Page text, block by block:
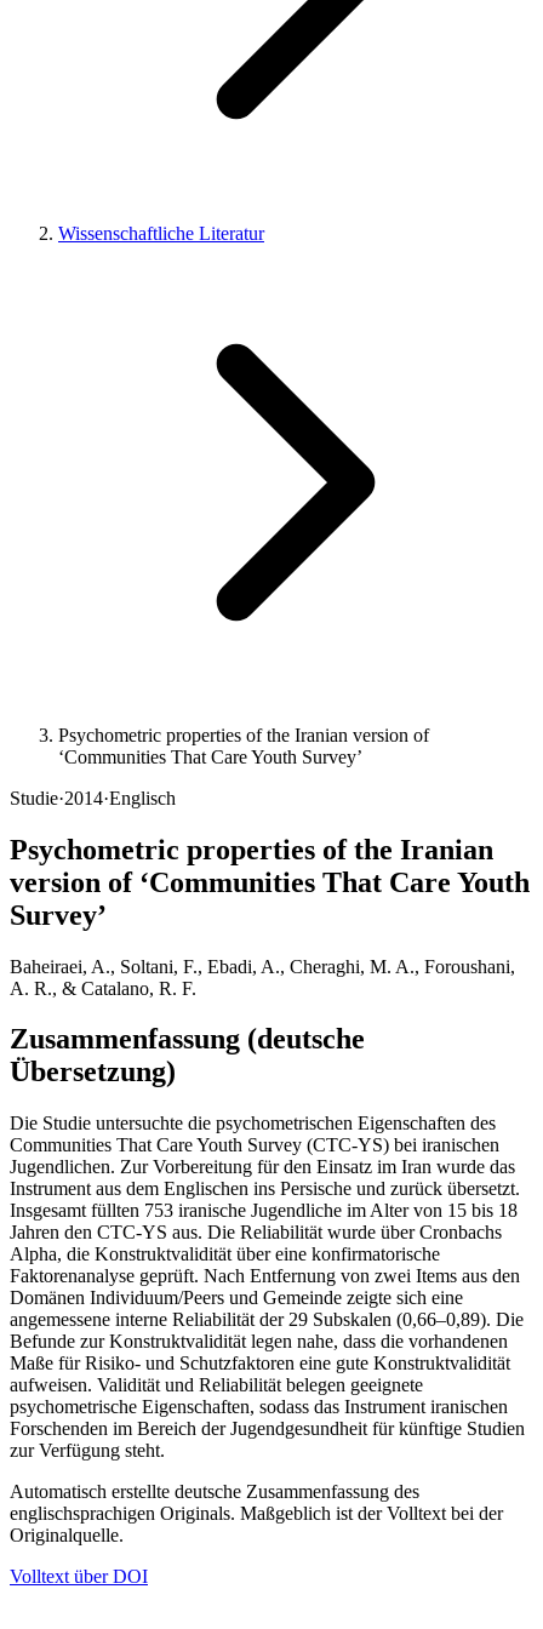
Wissenschaftliche Literatur
Psychometric properties of the Iranian version of
‘Communities That Care Youth Survey’
Studie·2014·Englisch
Psychometric properties of the Iranian
version of ‘Communities That Care Youth
Survey’
Baheiraei, A., Soltani, F., Ebadi, A., Cheraghi, M. A., Foroushani,
A. R., & Catalano, R. F.
Zusammenfassung (deutsche
Übersetzung)
Die Studie untersuchte die psychometrischen Eigenschaften des
Communities That Care Youth Survey (CTC-YS) bei iranischen
Jugendlichen. Zur Vorbereitung für den Einsatz im Iran wurde das
Instrument aus dem Englischen ins Persische und zurück übersetzt.
Insgesamt füllten 753 iranische Jugendliche im Alter von 15 bis 18
Jahren den CTC-YS aus. Die Reliabilität wurde über Cronbachs
Alpha, die Konstruktvalidität über eine konfirmatorische
Faktorenanalyse geprüft. Nach Entfernung von zwei Items aus den
Domänen Individuum/Peers und Gemeinde zeigte sich eine
angemessene interne Reliabilität der 29 Subskalen (0,66–0,89). Die
Befunde zur Konstruktvalidität legen nahe, dass die vorhandenen
Maße für Risiko- und Schutzfaktoren eine gute Konstruktvalidität
aufweisen. Validität und Reliabilität belegen geeignete
psychometrische Eigenschaften, sodass das Instrument iranischen
Forschenden im Bereich der Jugendgesundheit für künftige Studien
zur Verfügung steht.
Automatisch erstellte deutsche Zusammenfassung des
englischsprachigen Originals. Maßgeblich ist der Volltext bei der
Originalquelle.
Volltext über DOI